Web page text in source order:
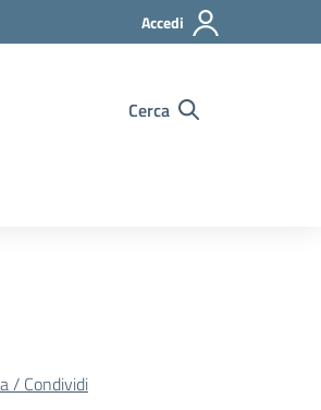
Accedi
Cerca
/ Condividi